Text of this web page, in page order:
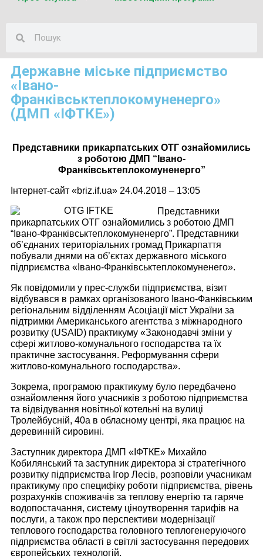
Державне міське підприємство
«Івано-
Франківськтеплокомуненерго»
(ДМП «ІФТКЕ»)
Представники прикарпатських ОТГ ознайомились
з роботою ДМП “Івано-
Франківськтеплокомуненерго”
Інтернет-сайт «briz.if.ua» 24.04.2018 – 13:05
Представники
прикарпатських ОТГ ознайомились з роботою ДМП
“Івано-Франківськтеплокомуненерго”. Представники
об’єднаних територіальних громад Прикарпаття
побували днями на об’єктах державного міського
підприємства «Івано-Франківськтеплокомуненего».
Як повідомили у прес-служби підприємства, візит
відбувався в рамках організованого Івано-Фанківським
регіональним відділенням Асоціації міст України за
підтримки Американського агентства з міжнародного
розвитку (USAID) практикуму «Законодавчі зміни у
сфері житлово-комунального господарства та їх
практичне застосування. Реформування сфери
житлово-комунального господарства».
Зокрема, програмою практикуму було передбачено
ознайомлення його учасників з роботою підприємства
та відвідування новітньої котельні на вулиці
Тролейбусній, 40а в обласному центрі, яка працює на
деревинній сировині.
Заступник директора ДМП «ІФТКЕ» Михайло
Кобилянський та заступник директора зі стратегічного
розвитку підприємства Ігор Лесів, розповіли учасникам
практикуму про специфіку роботи підприємства, рівень
розрахунків споживачів за теплову енергію та гаряче
водопостачання, систему ціноутворення тарифів на
послуги, а також про перспективи модернізації
теплового господарства головного теплогенеруючого
підприємства області в світлі застосування передових
європейських технологій.